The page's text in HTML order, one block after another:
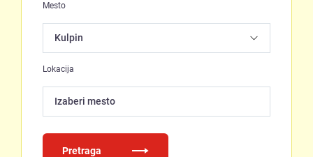
Mesto
Lokacija
Izaberi mesto
Pretraga